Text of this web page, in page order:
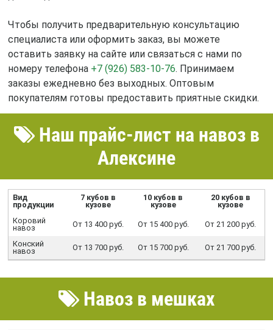
Чтобы получить предварительную консультацию
специалиста или оформить заказ, вы можете
оставить заявку на сайте или связаться с нами по
номеру телефона +7 (926) 583-10-76. Принимаем
заказы ежедневно без выходных. Оптовым
покупателям готовы предоставить приятные скидки.
Наш прайс-лист на навоз в
Алексине
Вид
продукции
7 кубов в
кузове
10 кубов в
кузове
20 кубов в
кузове
Коровий
навоз
От 13 400 руб. От 15 400 руб. От 21 200 руб.
Конский
навоз
От 13 700 руб. От 15 700 руб. От 21 700 руб.
Навоз в мешках